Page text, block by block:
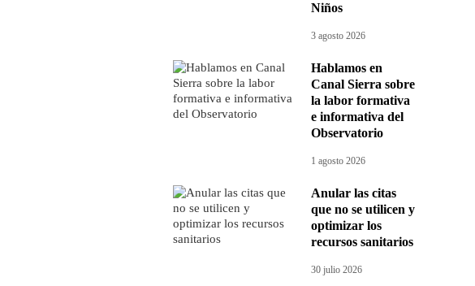
Niños
3 agosto 2026
Hablamos en
Canal Sierra sobre
la labor formativa
e informativa del
Observatorio
1 agosto 2026
Anular las citas
que no se utilicen y
optimizar los
recursos sanitarios
30 julio 2026